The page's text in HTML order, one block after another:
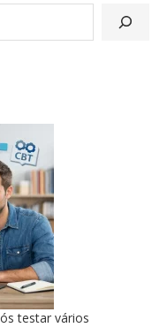
testar vários